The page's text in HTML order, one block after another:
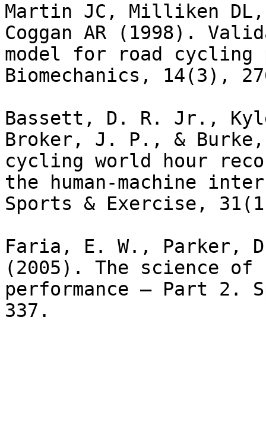
Martin JC, Milliken DL,
Coggan AR (1998).
model for road cycling
Biomechanics, 14(3),
Bassett, D. R. Jr.,
Broker, J. P., & Burke,
cycling world hour
the human-machine
Sports & Exercise,
Faria, E. W., Parker,
(2005). The science
performance – Part 2.